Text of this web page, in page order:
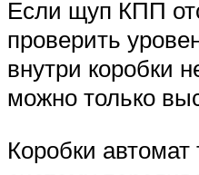
Если щуп КПП
проверить
внутри коробки
можно только
Коробки